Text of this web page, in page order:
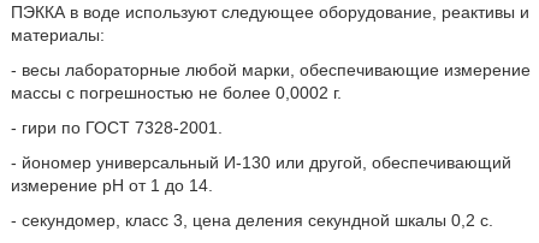
ПЭККА в воде используют следующее оборудование, реактивы и
материалы:
- весы лабораторные любой марки, обеспечивающие измерение
массы с погрешностью не более 0,0002 г.
- гири по ГОСТ 7328-2001.
- йономер универсальный И-130 или другой, обеспечивающий
измерение рН от 1 до 14.
- секундомер, класс 3, цена деления секундной шкалы 0,2 с.